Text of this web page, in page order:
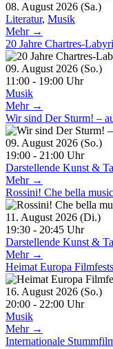
08. August 2026 (Sa.)
Literatur, Musik
Mehr →
20 Jahre Chartres-
09. August 2026 (So.)
11:00 - 19:00 Uhr
Musik
Mehr →
Wir sind Der Sturm! –
09. August 2026 (So.)
19:00 - 21:00 Uhr
Darstellende Kunst &
Mehr →
Rossini! Che bella
11. August 2026 (Di.)
19:30 - 20:45 Uhr
Darstellende Kunst &
Mehr →
Heimat Europa
16. August 2026 (So.)
20:00 - 22:00 Uhr
Musik
Mehr →
Internationale